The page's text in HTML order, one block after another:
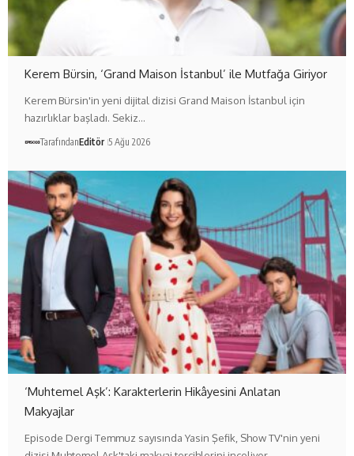
Kerem Bürsin, ‘Grand Maison İstanbul’ ile Mutfağa Giriyor
Kerem Bürsin'in yeni dijital dizisi Grand Maison İstanbul için
hazırlıklar başladı. Sekiz…
TarafındanEditör 5 Ağu 2026
‘Muhtemel Aşk’: Karakterlerin Hikâyesini Anlatan
Makyajlar
Episode Dergi Temmuz sayısında Yasin Şefik, Show TV'nin yeni